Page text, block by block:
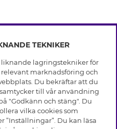
Glitter
Friday
frågor
TEKNIKER
lagringstekniker för
marknadsföring och
Du bekräftar att du
till vår användning
"Godkänn och stäng". Du
vilka cookies som
”Inställningar”. Du kan läsa